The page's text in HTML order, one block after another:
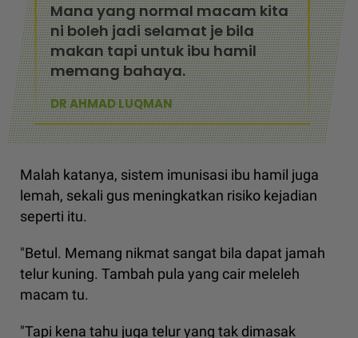
Mana yang normal macam kita
ni boleh jadi selamat je bila
makan tapi untuk ibu hamil
memang bahaya.
DR AHMAD LUQMAN
Malah katanya, sistem imunisasi ibu hamil juga
lemah, sekali gus meningkatkan risiko kejadian
seperti itu.
"Betul. Memang nikmat sangat bila dapat jamah
telur kuning. Tambah pula yang cair meleleh
macam tu.
"Tapi kena tahu juga telur yang tak dimasak